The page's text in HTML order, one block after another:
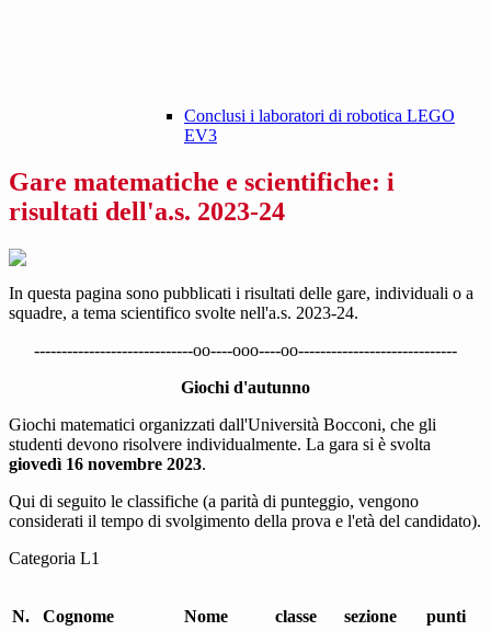
Conclusi i laboratori di robotica LEGO
EV3
Gare matematiche e scientifiche: i
risultati dell'a.s. 2023-24
In questa pagina sono pubblicati i risultati delle gare, individuali o a
squadre, a tema scientifico svolte nell'a.s. 2023-24.
-----------------------------oo----ooo----oo-----------------------------
Giochi d'autunno
Giochi matematici organizzati dall'Università Bocconi, che gli
studenti devono risolvere individualmente. La gara si è svolta
giovedì 16 novembre 2023.
Qui di seguito le classifiche (a parità di punteggio, vengono
considerati il tempo di svolgimento della prova e l'età del candidato).
Categoria L1
N. Cognome Nome classe sezione punti